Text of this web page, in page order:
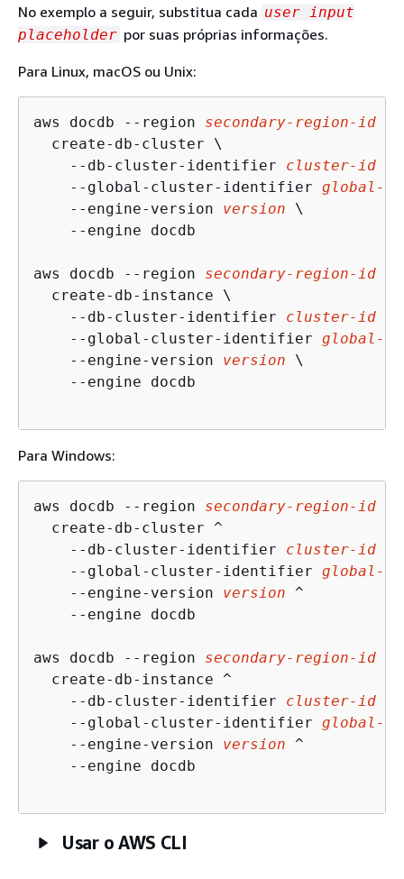
No exemplo a seguir, substitua cada user input
placeholder por suas próprias informações.
Para Linux, macOS ou Unix:
aws docdb --region secondary-region-id
  create-db-cluster \
    --db-cluster-identifier
cluster-id
    --global-cluster-identifier
global-
    --engine-version
version \
    --engine docdb
aws docdb --region secondary-region-id
  create-db-instance \
    --db-cluster-identifier
cluster-id
    --global-cluster-identifier
global-
    --engine-version
version \
    --engine docdb
Para Windows:
aws docdb --region secondary-region-id
  create-db-cluster ^
    --db-cluster-identifier
cluster-id
    --global-cluster-identifier
global-
    --engine-version
version ^
    --engine docdb
aws docdb --region secondary-region-id
  create-db-instance ^
    --db-cluster-identifier
cluster-id
    --global-cluster-identifier
global-
    --engine-version
version ^
    --engine docdb
Usar o AWS CLI